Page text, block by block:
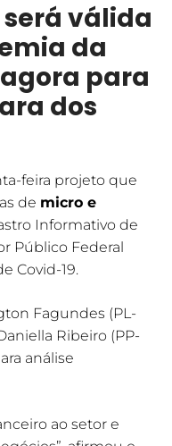
válida
da
para
dos
feira projeto que
de micro e
Informativo de
Público Federal
Covid-19.
Fagundes (PL-
Ribeiro (PP-
análise
ao setor e